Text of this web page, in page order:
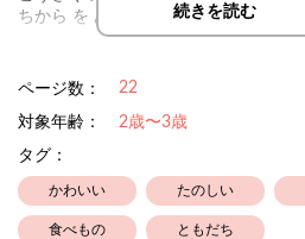
ちから を あわせ
ぼうけん に しゅっぱつ！
続きを読む
ページ数： 22
対象年齢：
2歳〜3歳
タグ：
かわいい たのしい
食べもの ともだち